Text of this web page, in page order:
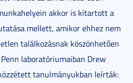
akkor is kitartott a
mellett, amikor ehhez nem
találkozásnak köszönhetően
laboratóriumaiban Drew
tanulmányukban leírták: